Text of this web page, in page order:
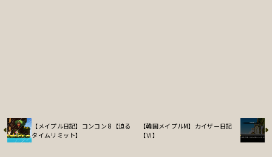
【メイプル日記】コンコン 8【迫る
タイムリミット】
【韓国メイプルM】カイザー日記
【Ⅵ】